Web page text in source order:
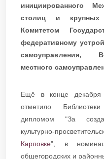
инициированного
столиц и
Комитетом
федеративному
самоуправления,
местного
Ещё в конце декабря
отметило
дипломом "За
культурно-
Карповке", в
общегородских и